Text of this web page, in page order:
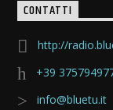
CONTATTI
http://
+39
info@bluetu.it